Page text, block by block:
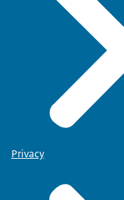
Privacy